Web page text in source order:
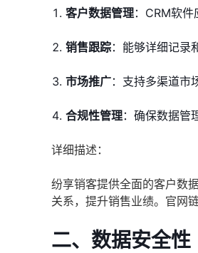
客户数据管理：CRM软
销售跟踪：能够详细记录
市场推广：支持多渠道市
合规性管理：确保数据管
详细描述：
纷享销客提供全面的客户数
关系，提升销售业绩。官网链
二、数据安全性